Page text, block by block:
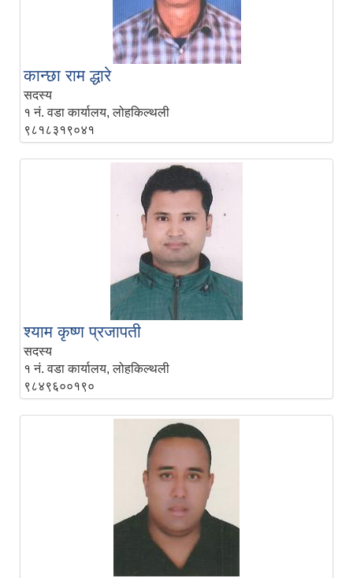
कान्छा राम द्धारे
सदस्य
१ नं. वडा कार्यालय, लोहकिल्थली
९८१८३१९०४१
श्याम कृष्ण प्रजापती
सदस्य
१ नं. वडा कार्यालय, लोहकिल्थली
९८४९६००१९०